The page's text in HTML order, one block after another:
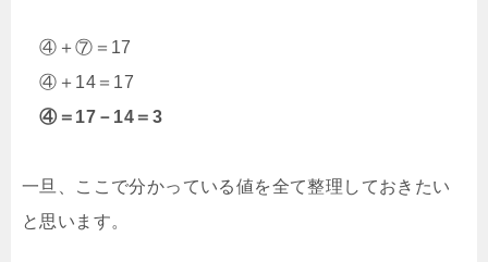
④＋⑦＝17
④＋14＝17
④＝17－14＝3
一旦、ここで分かっている値を全て整理しておきたい
と思います。